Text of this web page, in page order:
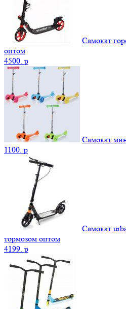
Самокат
оптом
4500. p
Самокат
1100. p
Самокат
тормозом оптом
4199. p